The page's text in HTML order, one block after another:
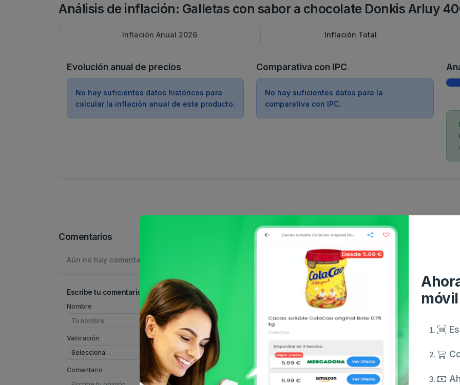
Análisis de inflación: Galletas con sabor a chocolate Donkis Arluy
Inflación Anual 2026 Inflación Total
Evolución anual de precios
No hay suficientes datos históricos para
calcular la inflación anual de este producto.
Comparativa con IPC
No hay suficientes datos para la
comparativa con IPC.
Comentarios
Aún no hay comentarios.
Escribe tu comentario
Nombre
Valoración
Comentario
móvil